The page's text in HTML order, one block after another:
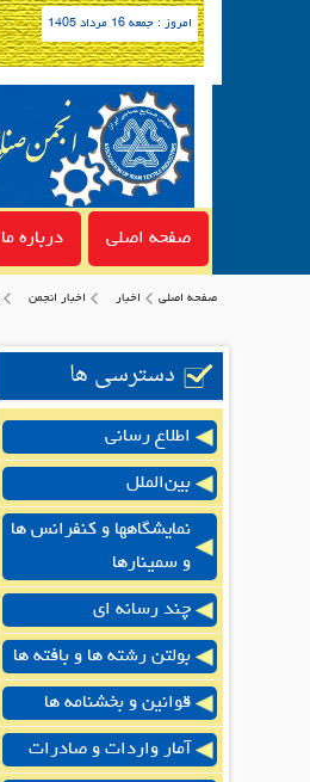
امروز : جمعه 16 مرداد 1405
صفحه اصلی درباره ما
صفحه اصلی اخبار اخبار انجمن
دسترسی ها
اطلاع رسانی
بین‌الملل
نمایشگاهها و کنفرانس ها
و سمینارها
چند رسانه ای
بولتن رشته ها و بافته ها
قوانین و بخشنامه ها
آمار واردات و صادرات